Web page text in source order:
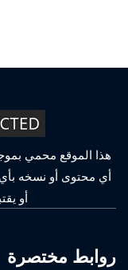
أي محتوى أو نسخه
أو
روابط مختصرة